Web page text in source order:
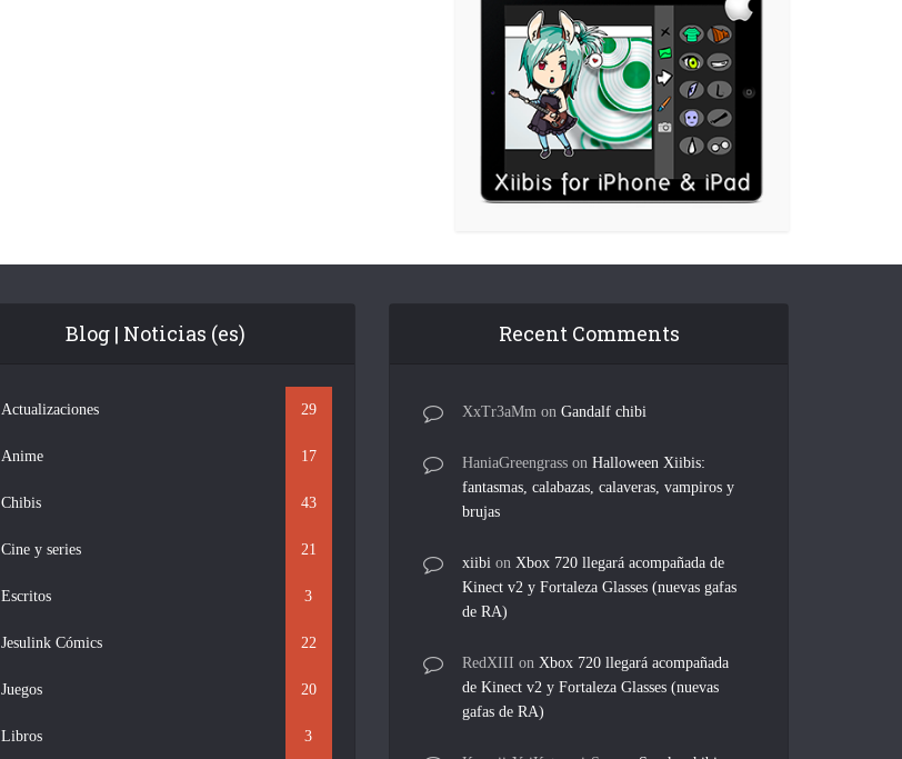
Blog | Noticias (es)
Actualizaciones 29
Anime 17
Chibis 43
Cine y series 21
Escritos 3
Jesulink Cómics 22
Juegos 20
Libros 3
Recent Comments
XxTr3aMm onGandalf chibi
HaniaGreengrass onHalloween Xiibis:
fantasmas, calabazas, calaveras, vampiros y
brujas
xiibi on Xbox 720 llegará acompañada de
Kinect v2 y Fortaleza Glasses (nuevas gafas
de RA)
RedXIII on Xbox 720 llegará acompañada
de Kinect v2 y Fortaleza Glasses (nuevas
gafas de RA)